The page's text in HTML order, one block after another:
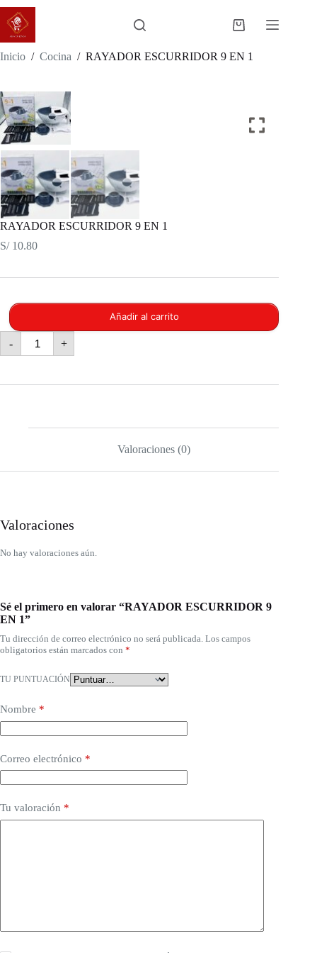
Saltar
contenido
Carro
compra
Inicio / Cocina / RAYADOR ESCURRIDOR 9 EN 1
RAYADOR ESCURRIDOR 9 EN 1
S/10.80
-
RAYADOR
ESCURRIDOR
9
cantidad
+
Añadir al carrito
Valoraciones (0)
Valoraciones
No hay valoraciones aún.
Sé el primero en valorar “RAYADOR ESCURRIDOR 9
EN 1”
Tu dirección de correo electrónico no será publicada. Los campos
obligatorios están marcados con *
TU PUNTUACIÓN
Nombre *
Correo electrónico *
Tu valoración *